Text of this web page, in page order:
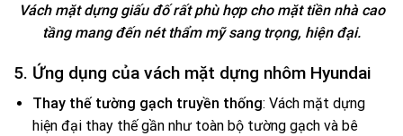
Vách mặt dựng giấu đố rất phù hợp cho mặt tiền nhà cao
tầng mang đến nét thẩm mỹ sang trọng, hiện đại.
5. Ứng dụng của vách mặt dựng nhôm Hyundai
Thay thế tường gạch truyền thống: Vách mặt dựng
hiện đại thay thế gần như toàn bộ tường gạch và bê